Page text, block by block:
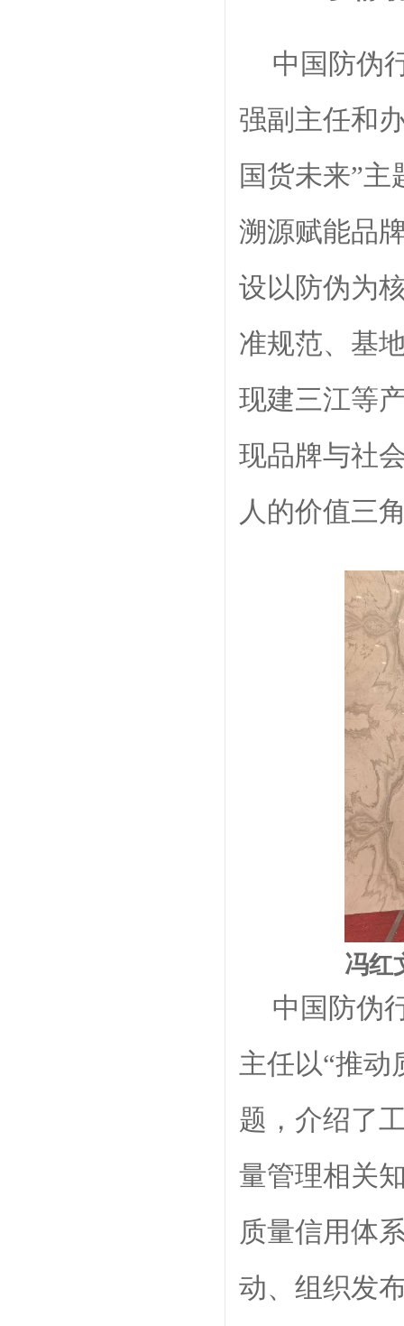
中国防伪
强副主任和
国货未来”
溯源赋能品
设以防伪为
准规范、基
现建三江等
现品牌与社
人的价值三
冯红
中国防伪
主任以“推动
题，介绍了
量管理相关
质量信用体
动、组织发